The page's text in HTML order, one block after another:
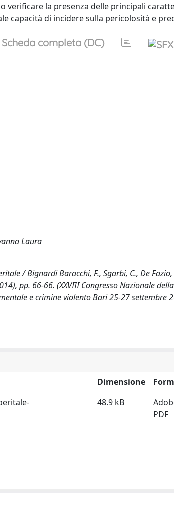
la presenza delle principali
capacità di incidere sulla pericolosità e
Scheda completa (DC)
Laura
/ Bignardi Baracchi, F., Sgarbi, C., De Fazio,
pp. 66-66. (XXVIII Congresso Nazionale
e crimine violento Bari 25-27 settembre
Dimensione
48.9 kB
PDF